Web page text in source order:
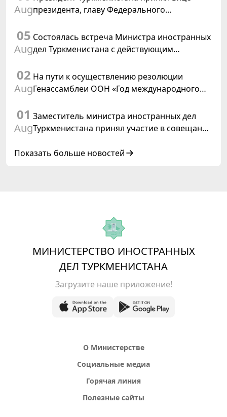
Augпрезидента, главу Федерального
Швейцарской Конфедерации
05
Aug
Состоялась встреча Министра иностранных
дел Туркменистана с действующим
02
Aug
На пути к осуществлению резолюции
Генассамблеи ООН «Год международного
Туркменистаном
01
Aug
Заместитель министра иностранных дел
Туркменистана принял участие в совещании
сотрудничества «Центральная Азия –
Показать больше новостей
МИНИСТЕРСТВО ИНОСТРАННЫХ
ДЕЛ ТУРКМЕНИСТАНА
Загрузите наше приложение!
О Министерстве
Социальные медиа
Горячая линия
Полезные сайты